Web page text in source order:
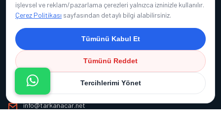
İngilizce Özel Ders
İletişim Bilgileri
0555 412 75 46
info@tarkanacar.net
işlevsel ve reklam/pazarlama çerezleri yalnızca izninizle kullanılır.
Çerez Politikası sayfasından detaylı bilgi alabilirsiniz.
Tümünü Kabul Et
Tümünü Reddet
Tercihlerimi Yönet